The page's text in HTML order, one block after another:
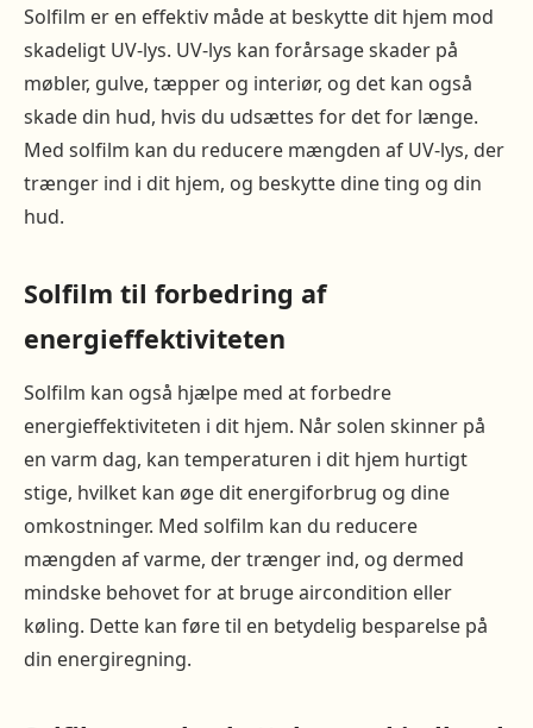
Solfilm er en effektiv måde at beskytte dit hjem mod
skadeligt UV-lys. UV-lys kan forårsage skader på
møbler, gulve, tæpper og interiør, og det kan også
skade din hud, hvis du udsættes for det for længe.
Med solfilm kan du reducere mængden af UV-lys, der
trænger ind i dit hjem, og beskytte dine ting og din
hud.
Solfilm til forbedring af
energieffektiviteten
Solfilm kan også hjælpe med at forbedre
energieffektiviteten i dit hjem. Når solen skinner på
en varm dag, kan temperaturen i dit hjem hurtigt
stige, hvilket kan øge dit energiforbrug og dine
omkostninger. Med solfilm kan du reducere
mængden af varme, der trænger ind, og dermed
mindske behovet for at bruge aircondition eller
køling. Dette kan føre til en betydelig besparelse på
din energiregning.